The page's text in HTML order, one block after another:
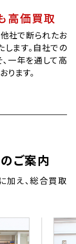
高価買取
社で断られたお
ます。自社での
一年を通して高
ます。
ご案内
加え、総合買取